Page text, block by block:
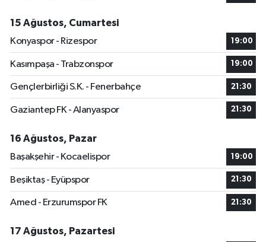
15 Ağustos, Cumartesi
Konyaspor - Rizespor
19:00
Kasımpaşa - Trabzonspor 19:00
Gençlerbirliği S.K. - Fenerbahçe 21:30
Gaziantep FK - Alanyaspor 21:30
16 Ağustos, Pazar
Başakşehir - Kocaelispor
19:00
Beşiktaş - Eyüpspor 21:30
Amed - Erzurumspor FK 21:30
17 Ağustos, Pazartesi